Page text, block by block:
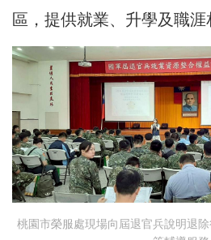
區，提供就業、升學及職涯
桃園市榮服處現場向屆退官兵說明退